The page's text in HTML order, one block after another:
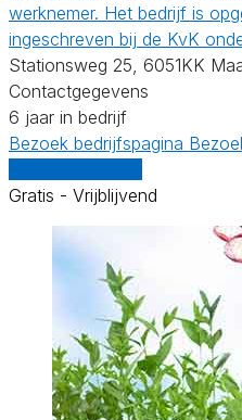
werknemer. Het bedrijf is
ingeschreven bij de KvK
Stationsweg 25, 6051KK
Contactgegevens
6 jaar in bedrijf
Bezoek bedrijfspagina
Gratis - Vrijblijvend